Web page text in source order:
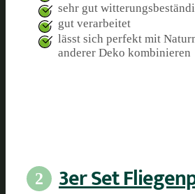
sehr gut
gut verarbeitet
lässt sich perfekt mit
anderer Deko kombinieren
2 3er Set